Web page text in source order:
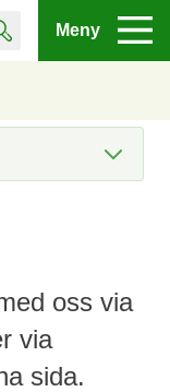
Meny
oss via
via
sida.